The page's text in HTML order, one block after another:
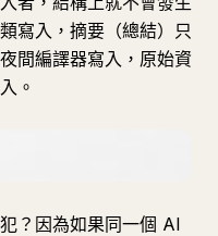
寫入，摘要（總結）只
間編譯器寫入，原始資
。
？因為如果同一個 AI